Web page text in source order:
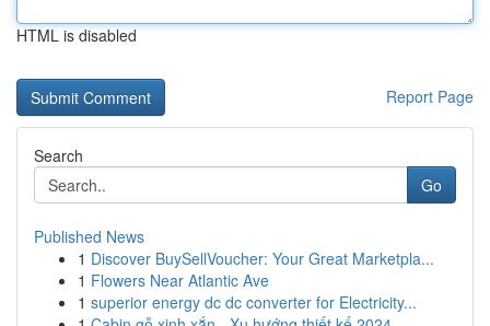
HTML is disabled
Report Page
Search
Go
Published News
1 Discover BuySellVoucher: Your Great Marketpla...
1 Flowers Near Atlantic Ave
1 superior energy dc dc converter for Electricity...